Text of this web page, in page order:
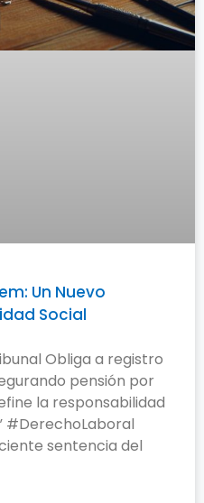
Un Nuevo
Social
Obliga a registro
pensión por
la responsabilidad
#DerechoLaboral
sentencia del